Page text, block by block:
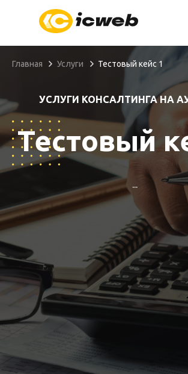
+7(904)607-01-69
Запросить КП
Главная Услуги Тестовый кейс 1
УСЛУГИ КОНСАЛТИНГА НА
Тестовый
...